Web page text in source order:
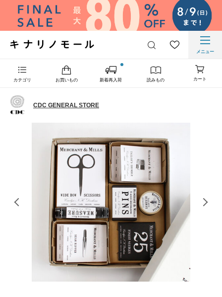
メニュー
カテゴリ お買いもの 新着再入荷 読みもの カート
CDC GENERAL STORE